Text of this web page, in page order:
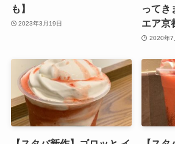
も】
2023年3月19日
ってき
エア京
2020年7